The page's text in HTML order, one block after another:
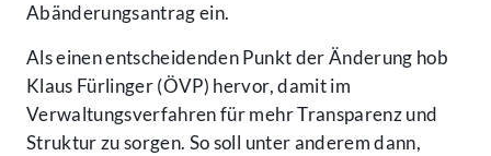
Abänderungsantrag ein.
Als einen entscheidenden Punkt der Änderung hob
Klaus Fürlinger (ÖVP) hervor, damit im
Verwaltungsverfahren für mehr Transparenz und
Struktur zu sorgen. So soll unter anderem dann,